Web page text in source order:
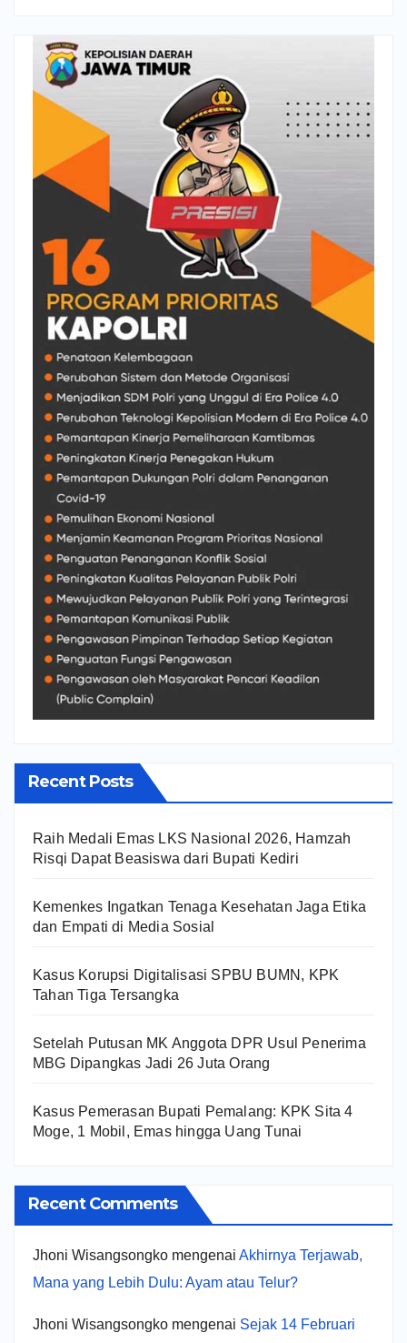
Recent Posts
Raih Medali Emas LKS Nasional 2026, Hamzah
Risqi Dapat Beasiswa dari Bupati Kediri
Kemenkes Ingatkan Tenaga Kesehatan Jaga Etika
dan Empati di Media Sosial
Kasus Korupsi Digitalisasi SPBU BUMN, KPK
Tahan Tiga Tersangka
Setelah Putusan MK Anggota DPR Usul Penerima
MBG Dipangkas Jadi 26 Juta Orang
Kasus Pemerasan Bupati Pemalang: KPK Sita 4
Moge, 1 Mobil, Emas hingga Uang Tunai
Recent Comments
Jhoni Wisangsongko mengenai Akhirnya Terjawab,
Mana yang Lebih Dulu: Ayam atau Telur?
Jhoni Wisangsongko mengenai Sejak 14 Februari